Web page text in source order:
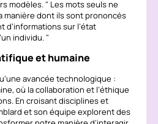
modèles.
Les mots seuls ne
manière dont ils sont prononcés
sur l’état
individu.
et humaine
avancée technologique :
où la collaboration et l’éthique
En croisant disciplines et
et son équipe explorent des